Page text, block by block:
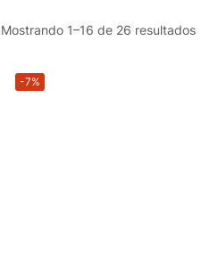
Mostrando 1–16 de 26 resultados
-7%